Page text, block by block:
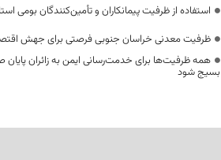
استفاده از ظرفیت پیمانکاران و تأمین‌کنندگان بومی
ظرفیت معدنی خراسان جنوبی فرصتی برای جهش
همه ظرفیت‌ها برای خدمت‌رسانی ایمن به زائران پایان
بسیج شود